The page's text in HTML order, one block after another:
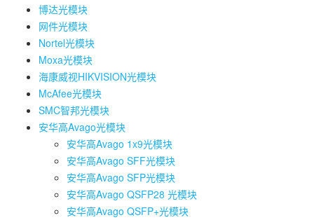
博达光模块
网件光模块
Nortel光模块
Moxa光模块
海康威视HIKVISION光模块
McAfee光模块
SMC智邦光模块
安华高Avago光模块
安华高Avago 1x9光模块
安华高Avago SFF光模块
安华高Avago SFP光模块
安华高Avago QSFP28 光模块
安华高Avago QSFP+光模块